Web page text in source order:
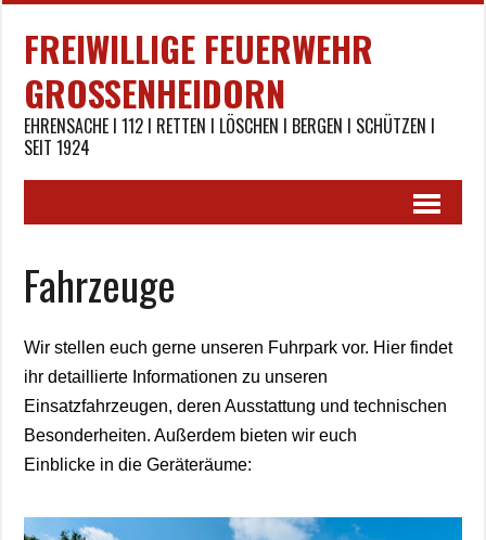
FREIWILLIGE FEUERWEHR
GROSSENHEIDORN
EHRENSACHE I 112 I RETTEN I LÖSCHEN I BERGEN I SCHÜTZEN I
SEIT 1924
Fahrzeuge
Wir stellen euch gerne unseren Fuhrpark vor. Hier findet
ihr detaillierte Informationen zu unseren
Einsatzfahrzeugen, deren Ausstattung und technischen
Besonderheiten. Außerdem bieten wir euch
Einblicke in die Geräteräume: